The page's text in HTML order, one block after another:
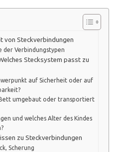
von Steckverbindungen
der Verbindungstypen
Stecksystem passt zu
auf Sicherheit oder auf
umgebaut oder transportiert
und welches Alter des Kindes
zu Steckverbindungen
Scherung